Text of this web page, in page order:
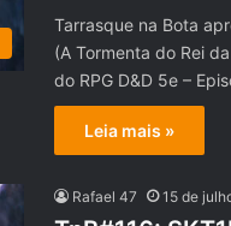
Tarrasque na Bota
(A Tormenta do Rei
do RPG D&D 5e –
Leia mais »
Rafael 47 15 de